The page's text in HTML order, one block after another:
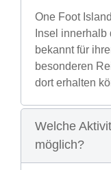
One Foot
Insel
bekannt für
besonderen
dort erhalten
Welche
möglich?